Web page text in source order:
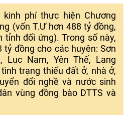
kinh phí thực hiện Chương
(vốn T.Ư hơn 488 tỷ đồng,
tỉnh đối ứng). Trong số này,
tỷ đồng cho các huyện: Sơn
Lục Nam, Yên Thế, Lạng
trạng thiếu đất ở, nhà ở,
đổi nghề và nước sinh
vùng đồng bào DTTS và